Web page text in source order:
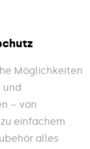
Möglichkeiten
und
– von
einfachem
alles